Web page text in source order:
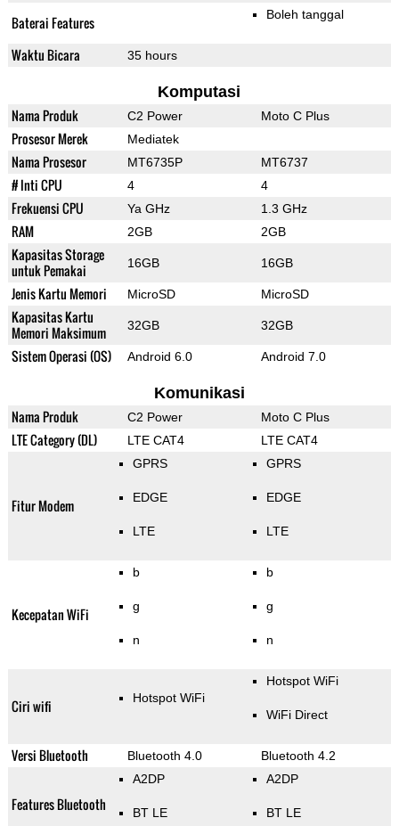
Baterai Features
Boleh tanggal
Waktu Bicara 35 hours
Komputasi
Nama Produk C2 Power Moto C Plus
Prosesor Merek Mediatek
Nama Prosesor MT6735P MT6737
# Inti CPU 4 4
Frekuensi CPU Ya GHz 1.3 GHz
RAM 2GB 2GB
Kapasitas Storage
untuk Pemakai
16GB 16GB
Jenis Kartu Memori MicroSD MicroSD
Kapasitas Kartu
Memori Maksimum
32GB 32GB
Sistem Operasi (OS) Android 6.0 Android 7.0
Komunikasi
Nama Produk C2 Power Moto C Plus
LTE Category (DL) LTE CAT4 LTE CAT4
Fitur Modem
GPRS
EDGE
LTE
GPRS
EDGE
LTE
Kecepatan WiFi
b
g
n
b
g
n
Ciri wifi Hotspot WiFi
Hotspot WiFi
WiFi Direct
Versi Bluetooth Bluetooth 4.0 Bluetooth 4.2
Features Bluetooth
A2DP
BT LE
A2DP
BT LE